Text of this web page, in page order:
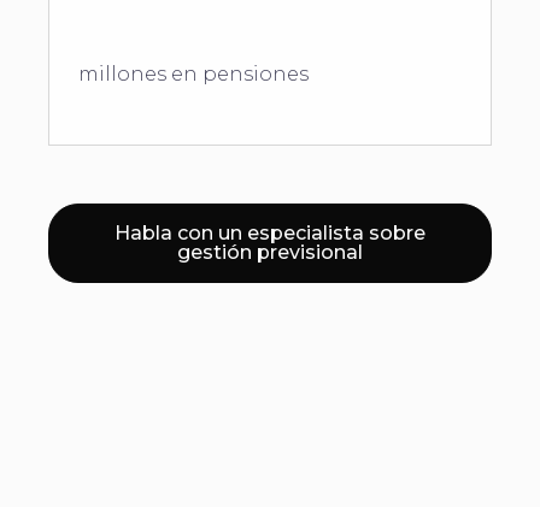
millones en pensiones
Habla con un especialista sobre
gestión previsional